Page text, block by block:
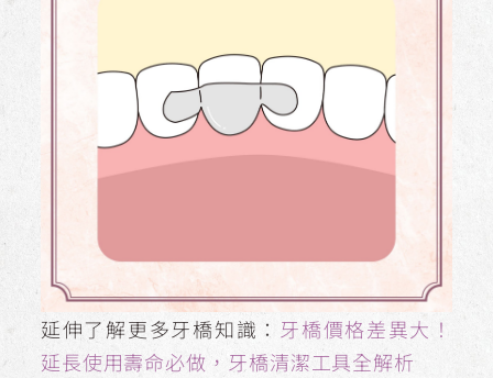
延伸了解更多牙橋知識： 牙橋價格差異大！
延長使用壽命必做，牙橋清潔工具全解析